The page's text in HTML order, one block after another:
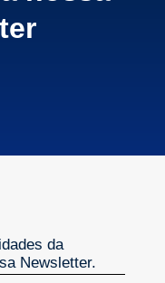
da
Newsletter.